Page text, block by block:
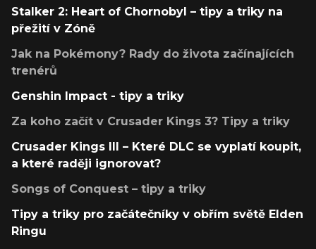
Stalker 2: Heart of Chornobyl – tipy a triky na
přežití v Zóně
Jak na Pokémony? Rady do života začínajících
trenérů
Genshin Impact - tipy a triky
Za koho začít v Crusader Kings 3? Tipy a triky
Crusader Kings III – Které DLC se vyplatí koupit,
a které raději ignorovat?
Songs of Conquest – tipy a triky
Tipy a triky pro začátečníky v obřím světě Elden
Ringu